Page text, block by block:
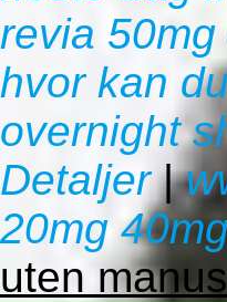
revia 50mg
hvor kan
overnight
Detaljer|
20mg
uten